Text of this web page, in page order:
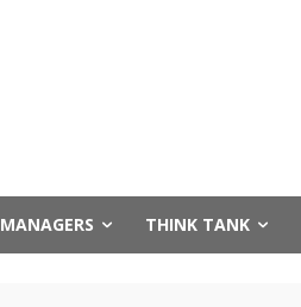
MANAGERS THINK TANK